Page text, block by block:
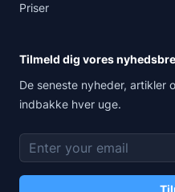
Priser
Tilmeld dig vores
De seneste nyheder, artikler
indbakke hver uge.
E-mailadresse